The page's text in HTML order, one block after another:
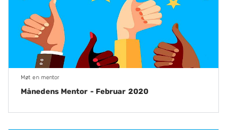
Møt en mentor
Månedens Mentor - Februar 2020